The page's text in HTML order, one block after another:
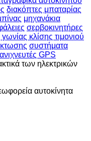
διακόπτες μπαταρίας
μηχανάκια
σερβοκινητήρες
κλίσης τιμονιού
συστήματα
ανιχνευτές GPS
των ηλεκτρικών
αυτοκίνητα